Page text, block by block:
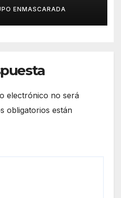
una jornada de
la playa de
ENMASCARADA
electrónico no será
obligatorios están